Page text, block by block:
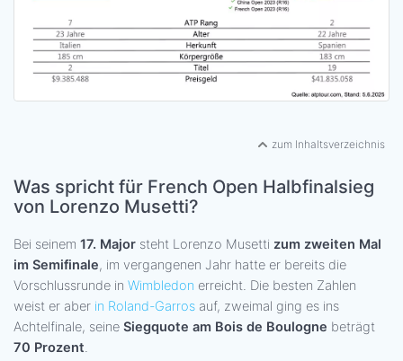
zum Inhaltsverzeichnis
Was spricht für French Open Halbfinalsieg
von Lorenzo Musetti?
Bei seinem 17. Major steht Lorenzo Musetti zum zweiten Mal
im Semifinale, im vergangenen Jahr hatte er bereits die
Vorschlussrunde in Wimbledon erreicht. Die besten Zahlen
weist er aber in Roland-Garros auf, zweimal ging es ins
Achtelfinale, seine Siegquote am Bois de Boulogne beträgt
70 Prozent.